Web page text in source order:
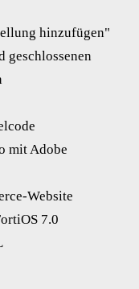
hinzufügen"
geschlossenen
mit Adobe
Website
7.0